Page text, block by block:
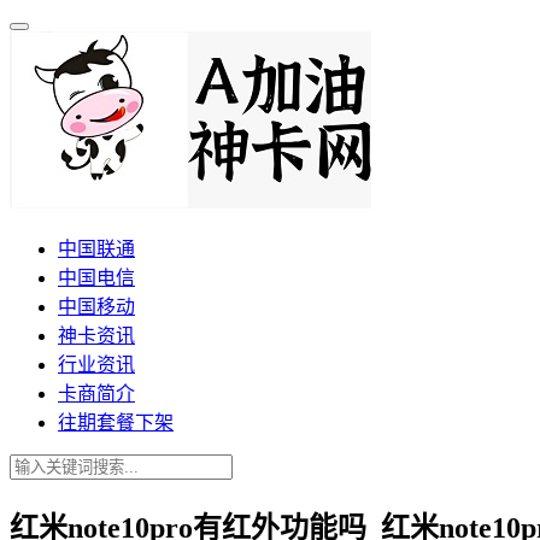
中国联通
中国电信
中国移动
神卡资讯
行业资讯
卡商简介
往期套餐下架
红米note10pro有红外功能吗_红米